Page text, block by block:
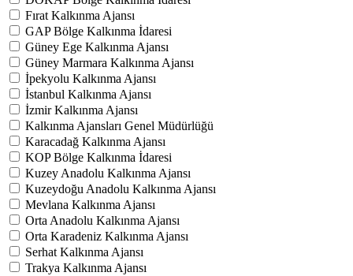
Fırat Kalkınma Ajansı
GAP Bölge Kalkınma İdaresi
Güney Ege Kalkınma Ajansı
Güney Marmara Kalkınma Ajansı
İpekyolu Kalkınma Ajansı
İstanbul Kalkınma Ajansı
İzmir Kalkınma Ajansı
Kalkınma Ajansları Genel Müdürlüğü
Karacadağ Kalkınma Ajansı
KOP Bölge Kalkınma İdaresi
Kuzey Anadolu Kalkınma Ajansı
Kuzeydoğu Anadolu Kalkınma Ajansı
Mevlana Kalkınma Ajansı
Orta Anadolu Kalkınma Ajansı
Orta Karadeniz Kalkınma Ajansı
Serhat Kalkınma Ajansı
Trakya Kalkınma Ajansı